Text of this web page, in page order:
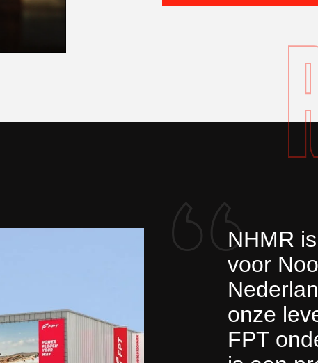
NHMR
voor
onze
FPT